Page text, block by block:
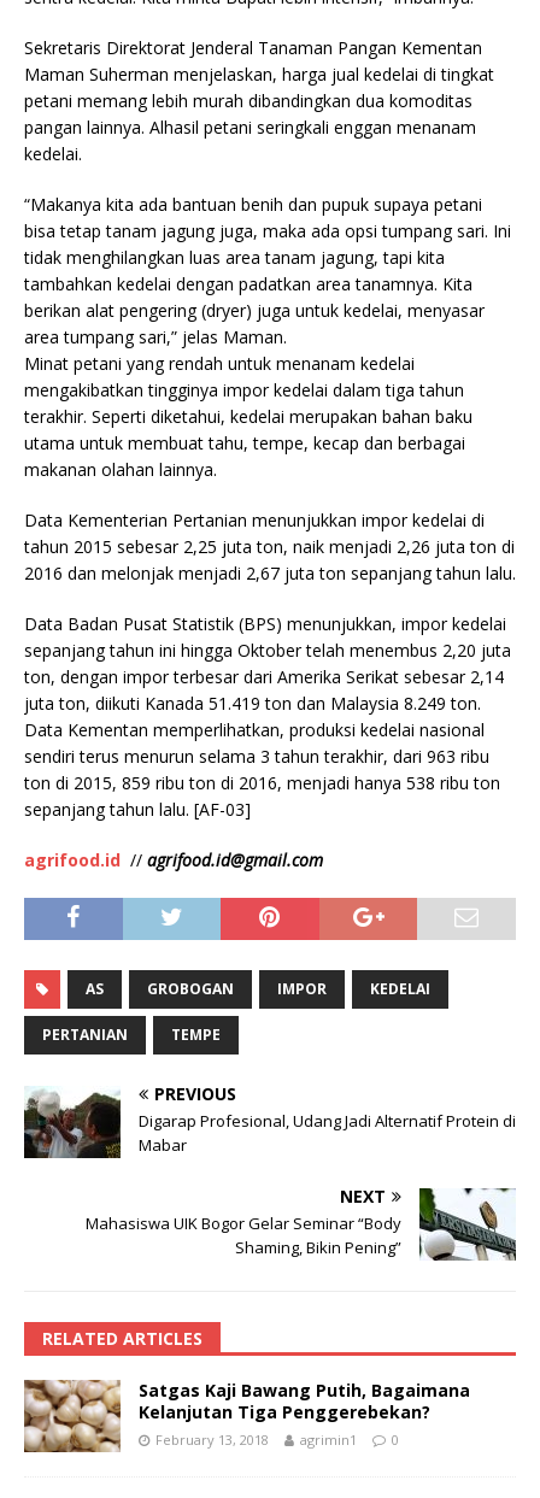
Sekretaris Direktorat Jenderal Tanaman Pangan Kementan
Maman Suherman menjelaskan, harga jual kedelai di tingkat
petani memang lebih murah dibandingkan dua komoditas
pangan lainnya. Alhasil petani seringkali enggan menanam
kedelai.
“Makanya kita ada bantuan benih dan pupuk supaya petani
bisa tetap tanam jagung juga, maka ada opsi tumpang sari. Ini
tidak menghilangkan luas area tanam jagung, tapi kita
tambahkan kedelai dengan padatkan area tanamnya. Kita
berikan alat pengering (dryer) juga untuk kedelai, menyasar
area tumpang sari,” jelas Maman.
Minat petani yang rendah untuk menanam kedelai
mengakibatkan tingginya impor kedelai dalam tiga tahun
terakhir. Seperti diketahui, kedelai merupakan bahan baku
utama untuk membuat tahu, tempe, kecap dan berbagai
makanan olahan lainnya.
Data Kementerian Pertanian menunjukkan impor kedelai di
tahun 2015 sebesar 2,25 juta ton, naik menjadi 2,26 juta ton di
2016 dan melonjak menjadi 2,67 juta ton sepanjang tahun lalu.
Data Badan Pusat Statistik (BPS) menunjukkan, impor kedelai
sepanjang tahun ini hingga Oktober telah menembus 2,20 juta
ton, dengan impor terbesar dari Amerika Serikat sebesar 2,14
juta ton, diikuti Kanada 51.419 ton dan Malaysia 8.249 ton.
Data Kementan memperlihatkan, produksi kedelai nasional
sendiri terus menurun selama 3 tahun terakhir, dari 963 ribu
ton di 2015, 859 ribu ton di 2016, menjadi hanya 538 ribu ton
sepanjang tahun lalu. [AF-03]
agrifood.id // agrifood.id@gmail.com
AS GROBOGAN IMPOR KEDELAI
PERTANIAN TEMPE
PREVIOUS
Digarap Profesional, Udang Jadi Alternatif Protein di
Mabar
NEXT
Mahasiswa UIK Bogor Gelar Seminar “Body
Shaming, Bikin Pening”
RELATED ARTICLES
Satgas Kaji Bawang Putih, Bagaimana
Kelanjutan Tiga Penggerebekan?
February 13, 2018 agrimin1 0